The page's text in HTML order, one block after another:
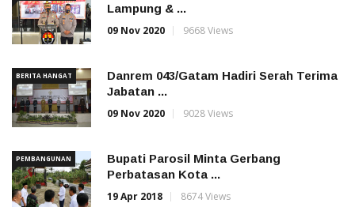
Lampung & ...
09 Nov 2020
9668 Views
BERITA HANGAT
Danrem 043/Gatam Hadiri Serah Terima
Jabatan ...
09 Nov 2020
9028 Views
PEMBANGUNAN
Bupati Parosil Minta Gerbang
Perbatasan Kota ...
19 Apr 2018
8674 Views